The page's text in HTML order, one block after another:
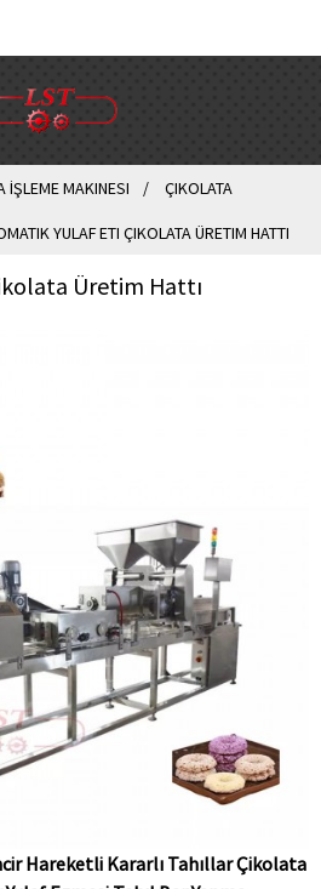
İŞLEME MAKINESI ÇIKOLATA
YULAF ETI ÇIKOLATA ÜRETIM HATTI
Üretim Hattı
Hareketli Kararlı Tahıllar Çikolata